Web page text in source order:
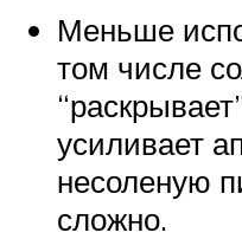
Меньше
том числе
усиливает
несоленую
сложно.